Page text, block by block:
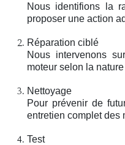
Nous identifions la
proposer une action
Réparation ciblé
Nous intervenons
moteur selon la
Nettoyage
Pour prévenir de
entretien complet des
Test